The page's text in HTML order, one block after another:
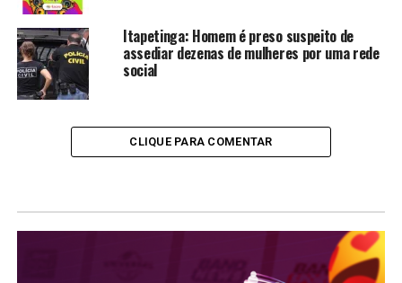
Itapetinga: Homem é preso suspeito de
assediar dezenas de mulheres por uma rede
social
CLIQUE PARA COMENTAR